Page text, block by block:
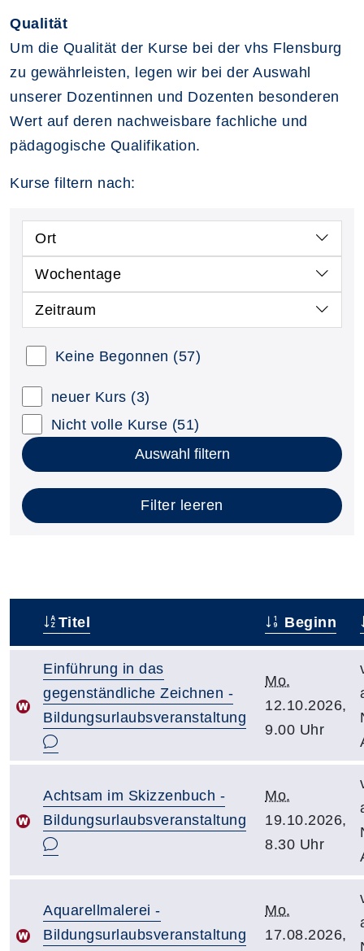
Qualität
Um die Qualität der Kurse bei der vhs Flensburg
zu gewährleisten, legen wir bei der Auswahl
unserer Dozentinnen und Dozenten besonderen
Wert auf deren nachweisbare fachliche und
pädagogische Qualifikation.
Kurse filtern nach:
Ort
Wochentage
Zeitraum
Keine Begonnen (57)
neuer Kurs (3)
Nicht volle Kurse (51)
Auswahl filtern
Filter leeren
Titel Beginn
Einführung in das
gegenständliche Zeichnen -
Bildungsurlaubsveranstaltung
Mo.
12.10.2026,
9.00 Uhr
Achtsam im Skizzenbuch -
Bildungsurlaubsveranstaltung
Mo.
19.10.2026,
8.30 Uhr
Aquarellmalerei -
Bildungsurlaubsveranstaltung
Mo.
17.08.2026,